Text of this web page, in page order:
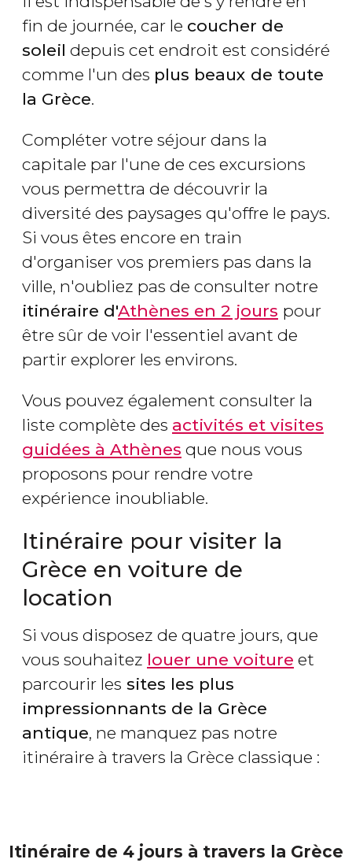
fin de journée, car le coucher de
soleil depuis cet endroit est considéré
comme l'un des plus beaux de toute
la Grèce.
Compléter votre séjour dans la
capitale par l'une de ces excursions
vous permettra de découvrir la
diversité des paysages qu'offre le pays.
Si vous êtes encore en train
d'organiser vos premiers pas dans la
ville, n'oubliez pas de consulter notre
itinéraire d'Athènes en 2 jours pour
être sûr de voir l'essentiel avant de
partir explorer les environs.
Vous pouvez également consulter la
liste complète des activités et visites
guidées à Athènes que nous vous
proposons pour rendre votre
expérience inoubliable.
Itinéraire pour visiter la
Grèce en voiture de
location
Si vous disposez de quatre jours, que
vous souhaitez louer une voiture et
parcourir les sites les plus
impressionnants de la Grèce
antique, ne manquez pas notre
itinéraire à travers la Grèce classique :
Itinéraire de 4 jours à travers la Grèce